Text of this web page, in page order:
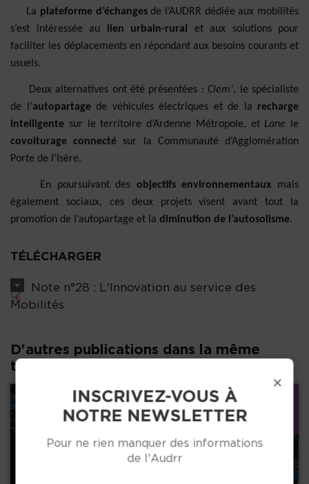
La plateforme d’échangesde l’AUDRR dédiée aux mobilités
s’est intéressée au lien urbain-rural
et aux solutions pour
faciliter les déplacements en répondant aux besoins courants et
usuels.
Deux alternatives ont été présentées : Clem’, le spécialiste
de l’autopartagede véhicules électriques et de la recharge
intelligente sur le territoire d’Ardenne Métropole, et Lane le
covoiturage connecté sur la Communauté d’Agglomération
Porte de l’Isère.
En poursuivant des objectifs environnementaux mais
également sociaux, ces deux projets visent avant tout la
promotion de l’autopartage et la diminution de l’autosolisme.
TÉLÉCHARGER
Note n°28 : L'Innovation au service des
Mobilités
D'autres publications dans la même
thématique :
×
INSCRIVEZ-VOUS À
NOTRE NEWSLETTER
Pour ne rien manquer des informations
de l'Audrr